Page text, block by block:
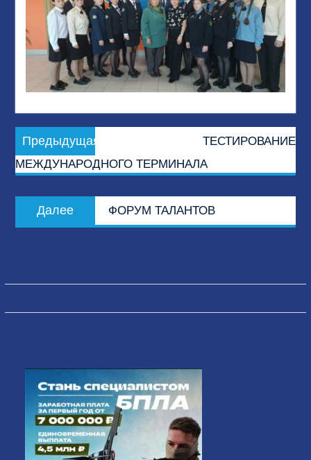
Навигация
по
записям
Предыдущая
запись:
ТЕСТИРОВАНИЕ
МЕЖДУНАРОДНОГО ТЕРМИНАЛА
Далее
запись:
ФОРУМ ТАЛАНТОВ